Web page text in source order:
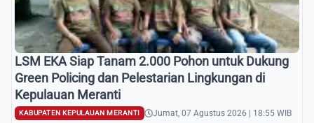
LSM EKA Siap Tanam 2.000 Pohon untuk Dukung
Green Policing dan Pelestarian Lingkungan di
Kepulauan Meranti
KABUPATEN KEPULAUAN MERANTI Jumat, 07 Agustus 2026 | 18:55 WIB